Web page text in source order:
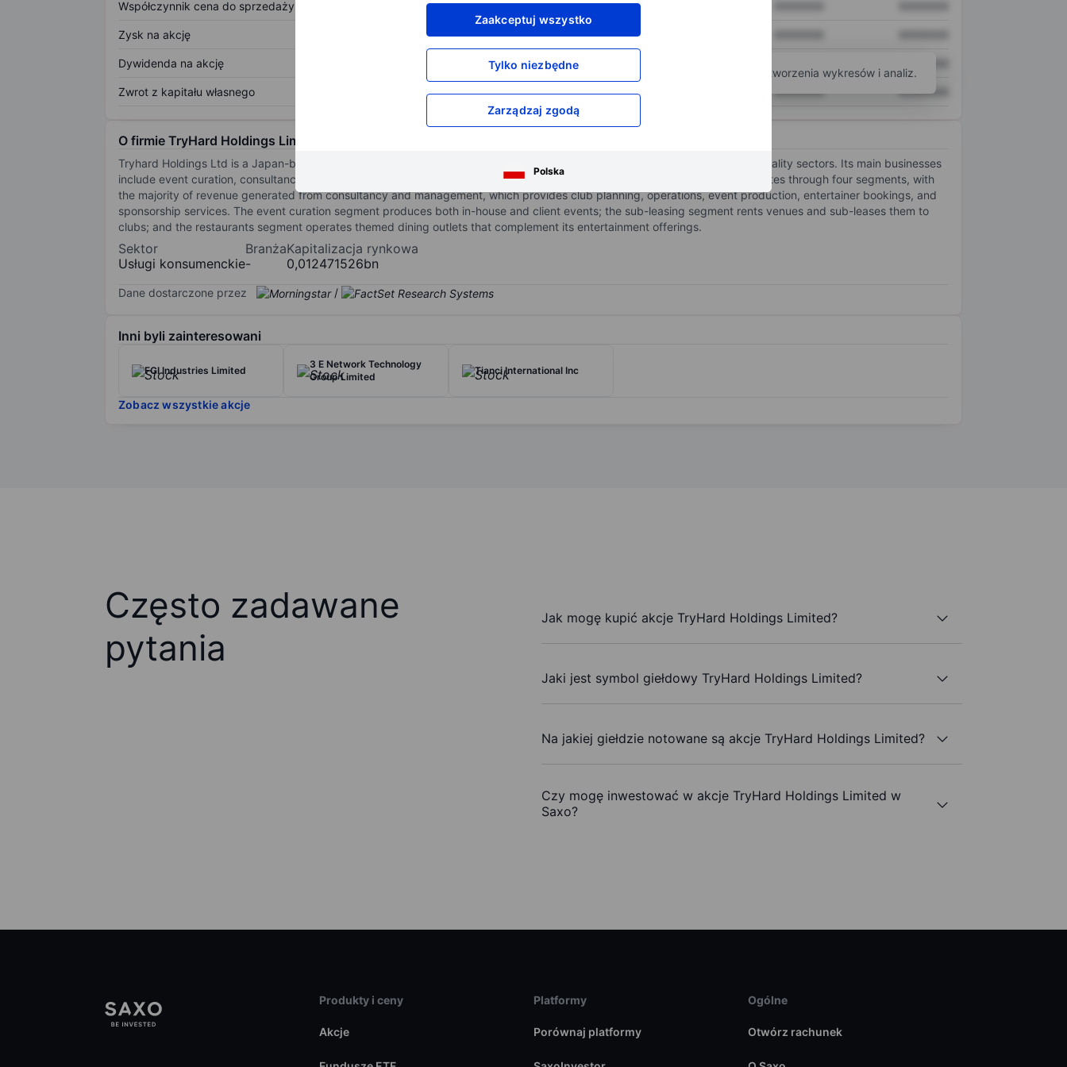
Zaakceptuj wszystko
Tylko niezbędne
Zarządzaj zgodą
Polska
Współczynnik cena do sprzedaży XXXXXXX
Zysk na akcję XXXXXXX
Dywidenda na akcję XXXXXXX
Zwrot z kapitału własnego XXXXXXX XXXXXXX XXXXXXX
Otwórz kontoaby uzyskać dostęp do większej ilości narzędzi do tworzenia wykresów i analiz.
O firmie TryHard Holdings Limited
Tryhard Holdings Ltd is a Japan-based lifestyle entertainment company offering services across the entertainment and hospitality sectors. Its main businesses
include event curation, consultancy and management, sub-leasing of venues, and restaurant operations. The company operates through four segments, with
the majority of revenue generated from consultancy and management, which provides club planning, operations, event production, entertainer bookings, and
sponsorship services. The event curation segment produces both in-house and client events; the sub-leasing segment rents venues and sub-leases them to
clubs; and the restaurants segment operates themed dining outlets that complement its entertainment offerings.
Sektor
Usługi konsumenckie
Branża
-
Kapitalizacja rynkowa
0,012471526bn
Dane dostarczone przez /
Inni byli zainteresowani
FGI Industries Limited
3 E Network Technology
Group Limited
Tianci International Inc
Zobacz wszystkie akcje
Często zadawane
pytania
Jak mogę kupić akcje TryHard Holdings Limited?
Jaki jest symbol giełdowy TryHard Holdings Limited?
Na jakiej giełdzie notowane są akcje TryHard Holdings Limited?
Czy mogę inwestować w akcje TryHard Holdings Limited w
Saxo?
Produkty i ceny
Akcje
Platformy
Porównaj platformy
Ogólne
Otwórz rachunek